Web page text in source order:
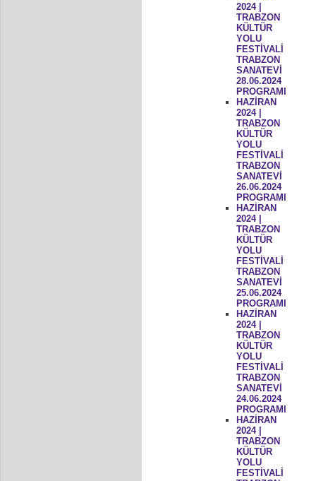
2024 |
TRABZON
KÜLTÜR
YOLU
FESTİVALİ
TRABZON
SANATEVİ
28.06.2024
PROGRAMI
HAZİRAN
2024 |
TRABZON
KÜLTÜR
YOLU
FESTİVALİ
TRABZON
SANATEVİ
26.06.2024
PROGRAMI
HAZİRAN
2024 |
TRABZON
KÜLTÜR
YOLU
FESTİVALİ
TRABZON
SANATEVİ
25.06.2024
PROGRAMI
HAZİRAN
2024 |
TRABZON
KÜLTÜR
YOLU
FESTİVALİ
TRABZON
SANATEVİ
24.06.2024
PROGRAMI
HAZİRAN
2024 |
TRABZON
KÜLTÜR
YOLU
FESTİVALİ